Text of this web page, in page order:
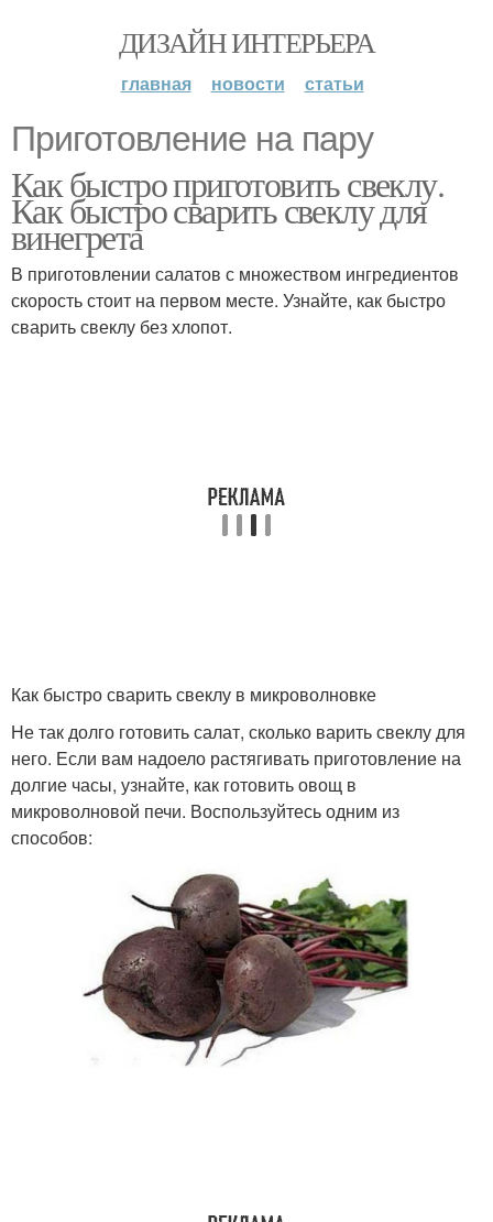
ДИЗАЙН ИНТЕРЬЕРА
главная новости статьи
Приготовление на пару
Как быстро приготовить свеклу.
Как быстро сварить свеклу для
винегрета
В приготовлении салатов с множеством ингредиентов
скорость стоит на первом месте. Узнайте, как быстро
сварить свеклу без хлопот.
Как быстро сварить свеклу в микроволновке
Не так долго готовить салат, сколько варить свеклу для
него. Если вам надоело растягивать приготовление на
долгие часы, узнайте, как готовить овощ в
микроволновой печи. Воспользуйтесь одним из
способов: